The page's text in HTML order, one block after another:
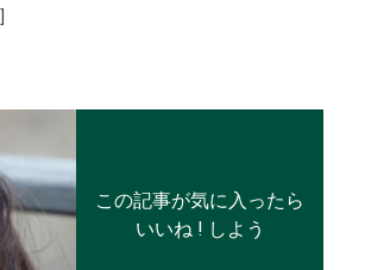
この記事が気に入ったら
いいね ! しよう